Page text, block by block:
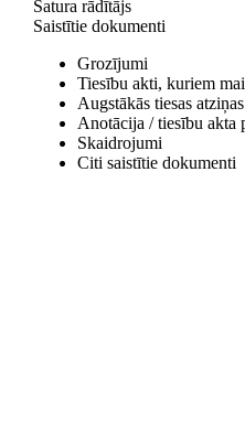
Satura rādītājs
Saistītie dokumenti
Grozījumi
Tiesību akti, kuriem
Augstākās tiesas atziņas
Anotācija / tiesību akta
Skaidrojumi
Citi saistītie dokumenti